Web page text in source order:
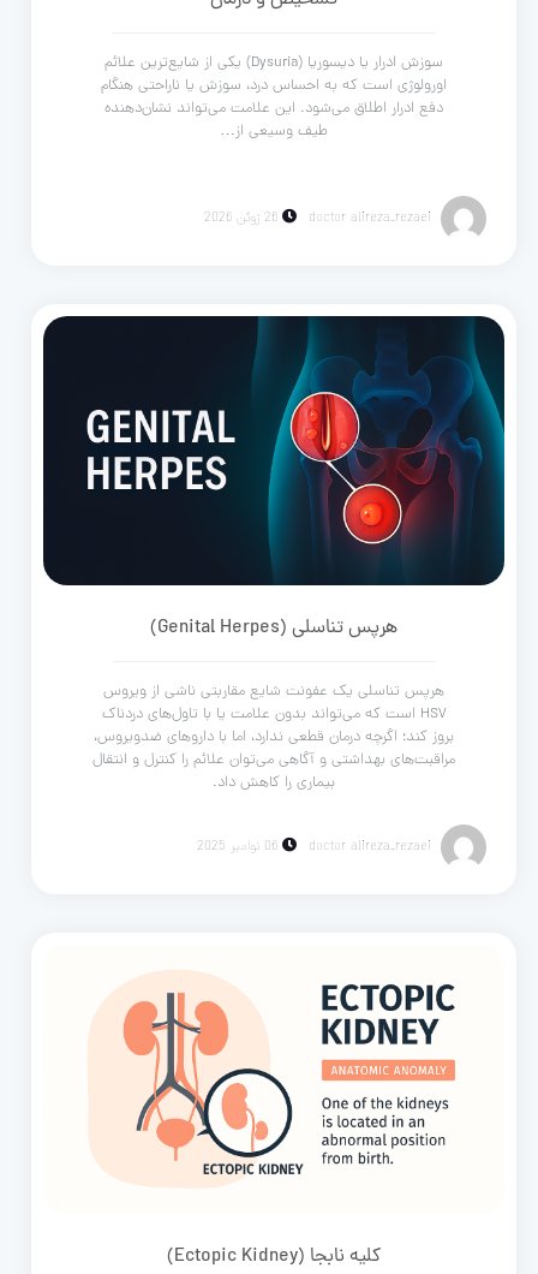
سوزش ادرار یا دیسوریا (Dysuria) یکی از شایع‌ترین علائم
اورولوژی است که به احساس درد، سوزش یا ناراحتی هنگام
دفع ادرار اطلاق می‌شود. این علامت می‌تواند نشان‌دهنده
طیف وسیعی از…
doctor alireza_rezaei 26 ژوئن 2026
هرپس تناسلی (Genital Herpes)
هرپس تناسلی یک عفونت شایع مقاربتی ناشی از ویروس
HSV است که می‌تواند بدون علامت یا با تاول‌های دردناک
بروز کند؛ اگرچه درمان قطعی ندارد، اما با داروهای ضدویروس،
مراقبت‌های بهداشتی و آگاهی می‌توان علائم را کنترل و انتقال
بیماری را کاهش داد.
doctor alireza_rezaei 06 نوامبر 2025
کلیه نابجا (Ectopic Kidney)